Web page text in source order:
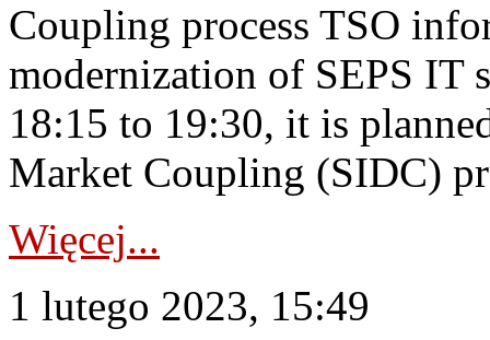
Coupling process TSO
modernization of SEPS IT
18:15 to 19:30, it is
Market Coupling (SIDC)
Więcej...
1 lutego 2023, 15:49